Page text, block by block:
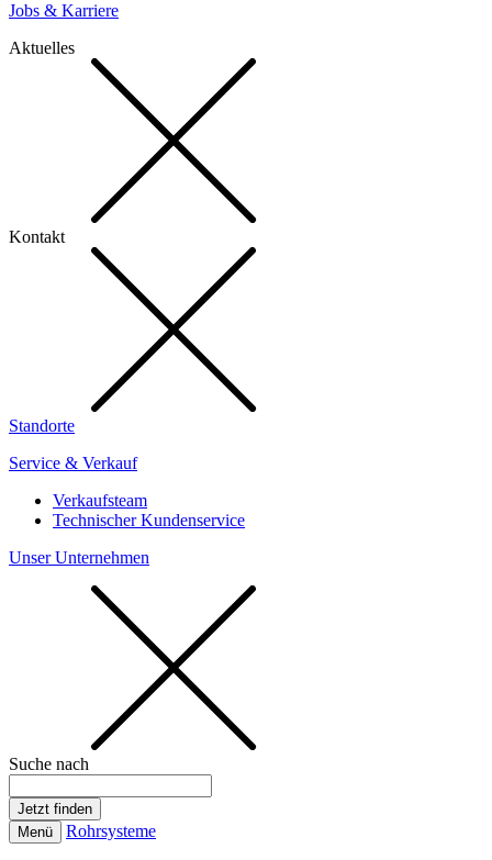
Jobs & Karriere
Aktuelles
Kontakt
Standorte
Service & Verkauf
Verkaufsteam
Technischer Kundenservice
Unser Unternehmen
Suche nach
Menü Rohrsysteme